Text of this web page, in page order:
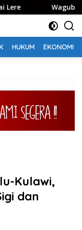
Wagub Reny:
HUKUM EKONOMI
Kulawi,
dan